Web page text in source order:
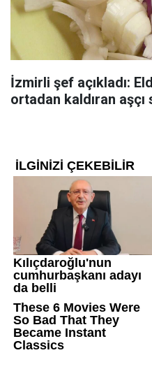
İzmirli şef açıkladı:
ortadan kaldıran aşçı